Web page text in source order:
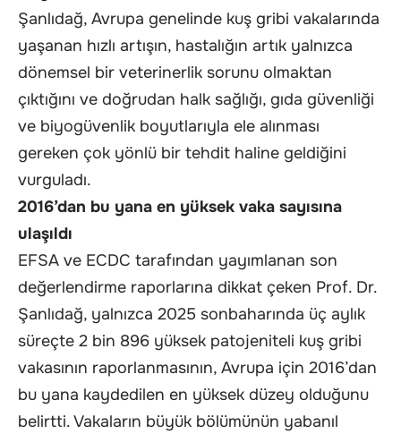
Şanlıdağ, Avrupa genelinde kuş gribi vakalarında
yaşanan hızlı artışın, hastalığın artık yalnızca
dönemsel bir veterinerlik sorunu olmaktan
çıktığını ve doğrudan halk sağlığı, gıda güvenliği
ve biyogüvenlik boyutlarıyla ele alınması
gereken çok yönlü bir tehdit haline geldiğini
vurguladı.
2016’dan bu yana en yüksek vaka sayısına
ulaşıldı
EFSA ve ECDC tarafından yayımlanan son
değerlendirme raporlarına dikkat çeken Prof. Dr.
Şanlıdağ, yalnızca 2025 sonbaharında üç aylık
süreçte 2 bin 896 yüksek patojeniteli kuş gribi
vakasının raporlanmasının, Avrupa için 2016’dan
bu yana kaydedilen en yüksek düzey olduğunu
belirtti. Vakaların büyük bölümünün yabanıl